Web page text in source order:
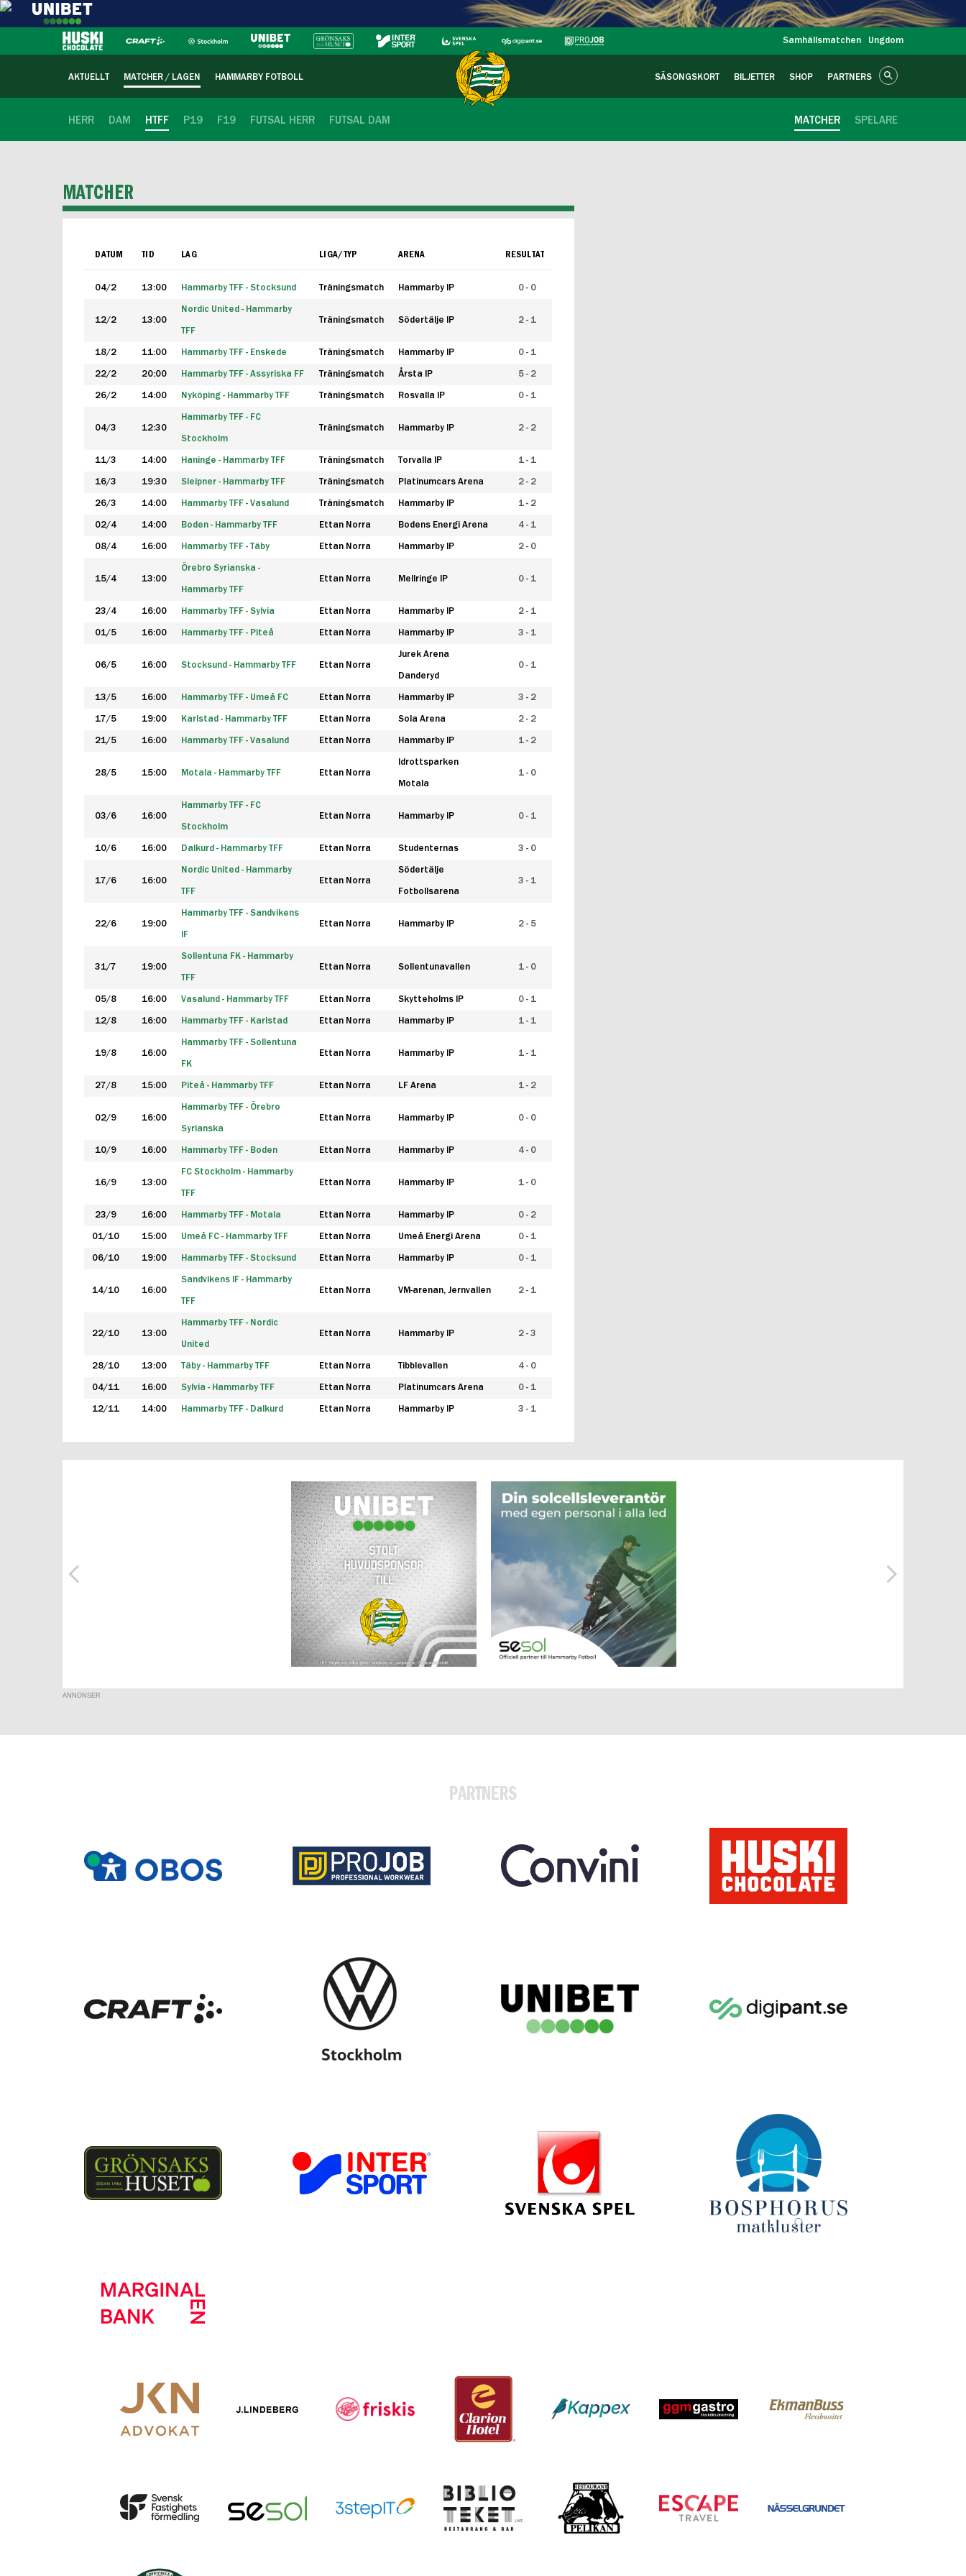
Samhällsmatchen Ungdom
AKTUELLT MATCHER / LAGEN HAMMARBY FOTBOLL SÄSONGSKORT BILJETTER SHOP PARTNERS
HERR DAM HTFF P19 F19 FUTSAL HERR FUTSAL DAM SPELARE
MATCHER
MATCHER
DATUM TID LAG LIGA/TYP ARENA RESULTAT
04/2 13:00 Hammarby TFF - Stocksund Träningsmatch Hammarby IP 0 - 0
12/2 13:00
Nordic United - Hammarby
TFF
Träningsmatch Södertälje IP 2 - 1
18/2 11:00 Hammarby TFF - Enskede Träningsmatch Hammarby IP 0 - 1
22/2 20:00 Hammarby TFF - Assyriska FF Träningsmatch Årsta IP 5 - 2
26/2 14:00 Nyköping - Hammarby TFF Träningsmatch Rosvalla IP 0 - 1
04/3 12:30
Hammarby TFF - FC
Stockholm
Träningsmatch Hammarby IP 2 - 2
11/3 14:00 Haninge - Hammarby TFF Träningsmatch Torvalla IP 1 - 1
16/3 19:30 Sleipner - Hammarby TFF Träningsmatch Platinumcars Arena 2 - 2
26/3 14:00 Hammarby TFF - Vasalund Träningsmatch Hammarby IP 1 - 2
02/4 14:00 Boden - Hammarby TFF Ettan Norra Bodens Energi Arena 4 - 1
08/4 16:00 Hammarby TFF - Täby Ettan Norra Hammarby IP 2 - 0
15/4 13:00
Örebro Syrianska -
Hammarby TFF
Ettan Norra Mellringe IP 0 - 1
23/4 16:00 Hammarby TFF - Sylvia Ettan Norra Hammarby IP 2 - 1
01/5 16:00 Hammarby TFF - Piteå Ettan Norra Hammarby IP 3 - 1
06/5 16:00 Stocksund - Hammarby TFF Ettan Norra
Jurek Arena
Danderyd
0 - 1
13/5 16:00 Hammarby TFF - Umeå FC Ettan Norra Hammarby IP 3 - 2
17/5 19:00 Karlstad - Hammarby TFF Ettan Norra Sola Arena 2 - 2
21/5 16:00 Hammarby TFF - Vasalund Ettan Norra Hammarby IP 1 - 2
28/5 15:00 Motala - Hammarby TFF Ettan Norra
Idrottsparken
Motala
1 - 0
03/6 16:00
Hammarby TFF - FC
Stockholm
Ettan Norra Hammarby IP 0 - 1
10/6 16:00 Dalkurd - Hammarby TFF Ettan Norra Studenternas 3 - 0
17/6 16:00
Nordic United - Hammarby
TFF
Ettan Norra
Södertälje
Fotbollsarena
3 - 1
22/6 19:00
Hammarby TFF - Sandvikens
IF
Ettan Norra Hammarby IP 2 - 5
31/7 19:00
Sollentuna FK - Hammarby
TFF
Ettan Norra Sollentunavallen 1 - 0
05/8 16:00 Vasalund - Hammarby TFF Ettan Norra Skytteholms IP 0 - 1
12/8 16:00 Hammarby TFF - Karlstad Ettan Norra Hammarby IP 1 - 1
19/8 16:00
Hammarby TFF - Sollentuna
FK
Ettan Norra Hammarby IP 1 - 1
27/8 15:00 Piteå - Hammarby TFF Ettan Norra LF Arena 1 - 2
02/9 16:00
Hammarby TFF - Örebro
Syrianska
Ettan Norra Hammarby IP 0 - 0
10/9 16:00 Hammarby TFF - Boden Ettan Norra Hammarby IP 4 - 0
16/9 13:00
FC Stockholm - Hammarby
TFF
Ettan Norra Hammarby IP 1 - 0
23/9 16:00 Hammarby TFF - Motala Ettan Norra Hammarby IP 0 - 2
01/10 15:00 Umeå FC - Hammarby TFF Ettan Norra Umeå Energi Arena 0 - 1
06/10 19:00 Hammarby TFF - Stocksund Ettan Norra Hammarby IP 0 - 1
14/10 16:00
Sandvikens IF - Hammarby
TFF
Ettan Norra VM-arenan, Jernvallen 2 - 1
22/10 13:00
Hammarby TFF - Nordic
United
Ettan Norra Hammarby IP 2 - 3
28/10 13:00 Täby - Hammarby TFF Ettan Norra Tibblevallen 4 - 0
04/11 16:00 Sylvia - Hammarby TFF Ettan Norra Platinumcars Arena 0 - 1
12/11 14:00 Hammarby TFF - Dalkurd Ettan Norra Hammarby IP 3 - 1
ANNONSER
PARTNERS